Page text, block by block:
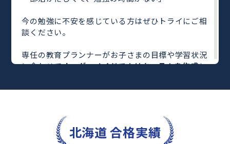
今の勉強に不安を感じている方はぜひトライにご相
談ください。
専任の教育プランナーがお子さまの目標や学習状況
に合わせてオーダーメイドでカリキュラムを作成し
完全マンツーマンで自分に合った教師がわかるまで
さらに、単元別の学習の理解度がわかる「AI学習診
や授業内容や授業以外の勉強をナビゲートする
北海道 合格実績